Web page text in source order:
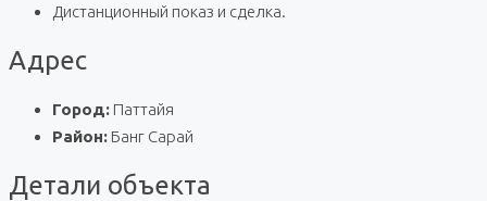
Дистанционный показ и сделка.
Адрес
Город: Паттайя
Район: Банг Сарай
Детали объекта